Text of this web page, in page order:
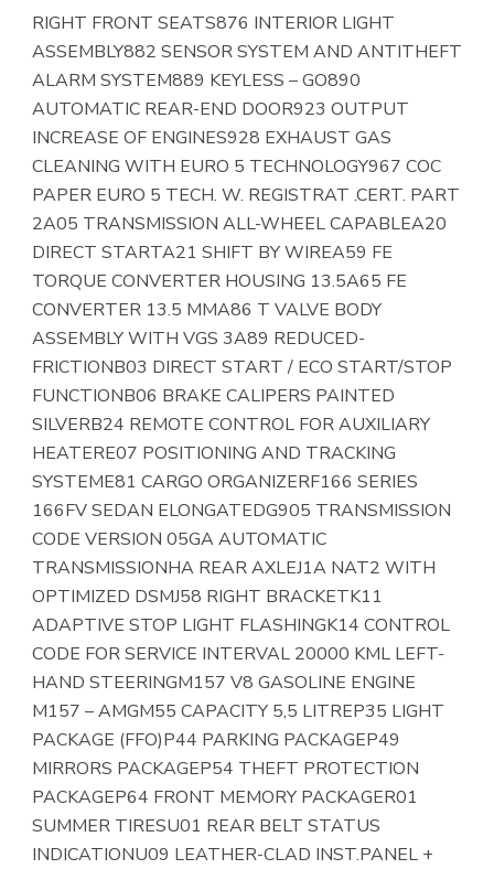
RIGHT FRONT SEATS876 INTERIOR LIGHT
ASSEMBLY882 SENSOR SYSTEM AND ANTITHEFT
ALARM SYSTEM889 KEYLESS – GO890
AUTOMATIC REAR-END DOOR923 OUTPUT
INCREASE OF ENGINES928 EXHAUST GAS
CLEANING WITH EURO 5 TECHNOLOGY967 COC
PAPER EURO 5 TECH. W. REGISTRAT .CERT. PART
2A05 TRANSMISSION ALL-WHEEL CAPABLEA20
DIRECT STARTA21 SHIFT BY WIREA59 FE
TORQUE CONVERTER HOUSING 13.5A65 FE
CONVERTER 13.5 MMA86 T VALVE BODY
ASSEMBLY WITH VGS 3A89 REDUCED-
FRICTIONB03 DIRECT START / ECO START/STOP
FUNCTIONB06 BRAKE CALIPERS PAINTED
SILVERB24 REMOTE CONTROL FOR AUXILIARY
HEATERE07 POSITIONING AND TRACKING
SYSTEME81 CARGO ORGANIZERF166 SERIES
166FV SEDAN ELONGATEDG905 TRANSMISSION
CODE VERSION 05GA AUTOMATIC
TRANSMISSIONHA REAR AXLEJ1A NAT2 WITH
OPTIMIZED DSMJ58 RIGHT BRACKETK11
ADAPTIVE STOP LIGHT FLASHINGK14 CONTROL
CODE FOR SERVICE INTERVAL 20000 KML LEFT-
HAND STEERINGM157 V8 GASOLINE ENGINE
M157 – AMGM55 CAPACITY 5,5 LITREP35 LIGHT
PACKAGE (FFO)P44 PARKING PACKAGEP49
MIRRORS PACKAGEP54 THEFT PROTECTION
PACKAGEP64 FRONT MEMORY PACKAGER01
SUMMER TIRESU01 REAR BELT STATUS
INDICATIONU09 LEATHER-CLAD INST.PANEL +